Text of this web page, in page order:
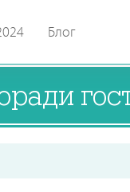
Блог